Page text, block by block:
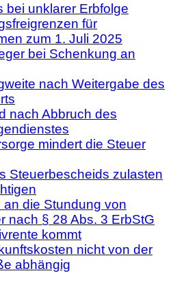
bei unklarer Erbfolge
für
zum 1. Juli 2025
bei Schenkung an
nach Weitergabe des
nach Abbruch des
mindert die Steuer
Steuerbescheids zulasten
die Stundung von
nach § 28 Abs. 3 ErbStG
kommt
nicht von der
abhängig